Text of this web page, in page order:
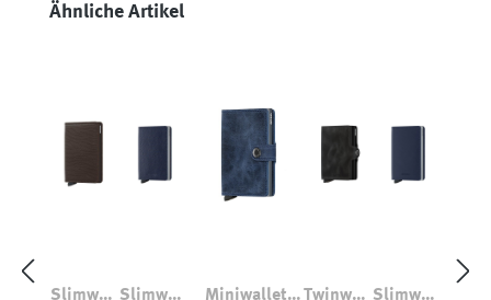
Produktgalerie überspringen
Ähnliche Artikel
Slimwall Slimwall
Miniwallet
Twinwall Slimwall